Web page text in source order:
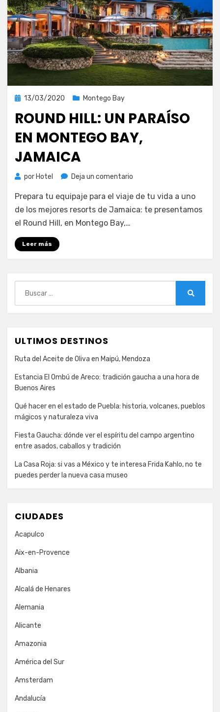
Publicada
13/03/2020 Montego Bay
ROUND HILL: UN PARAÍSO
EN MONTEGO BAY,
JAMAICA
por Hotel Deja un comentario
Hill:
un
Prepara tu equipaje para el viaje de tu vida a uno
de los mejores resorts de Jamaica: te presentamos
el Round Hill, en Montego Bay,…
Leer más
ULTIMOS DESTINOS
Ruta del Aceite de Oliva en Maipú, Mendoza
Estancia El Ombú de Areco: tradición gaucha a una hora de
Buenos Aires
Qué hacer en el estado de Puebla: historia, volcanes, pueblos
mágicos y naturaleza viva
Fiesta Gaucha: dónde ver el espíritu del campo argentino
entre asados, caballos y tradición
La Casa Roja: si vas a México y te interesa Frida Kahlo, no te
puedes perder la nueva casa museo
CIUDADES
Acapulco
Aix-en-Provence
Albania
Alcalá de Henares
Alemania
Alicante
Amazonia
América del Sur
Amsterdam
Andalucía